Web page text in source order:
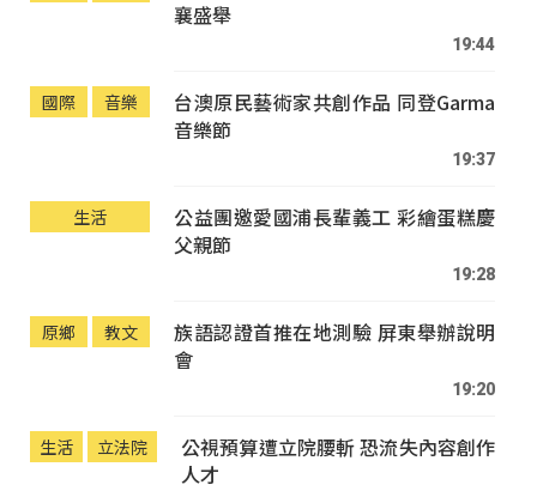
襄盛舉
19:44
國際 音樂
台澳原民藝術家共創作品 同登Garma
音樂節
19:37
生活
公益團邀愛國浦長輩義工 彩繪蛋糕慶
父親節
19:28
原鄉 教文
族語認證首推在地測驗 屏東舉辦說明
會
19:20
生活 立法院
公視預算遭立院腰斬 恐流失內容創作
人才